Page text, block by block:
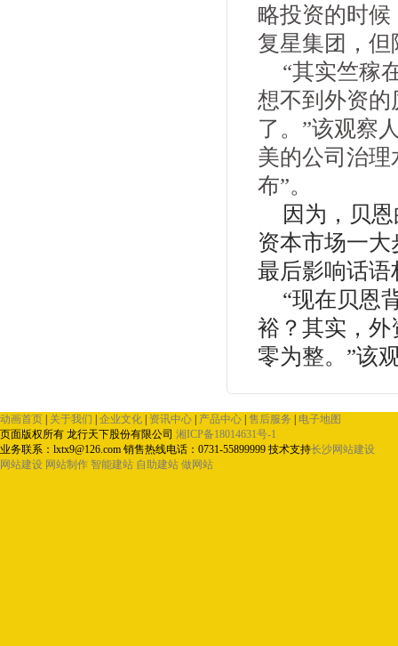
略投资的时
复星集团，
“其实竺稼
想不到外资
了。”该观察
美的公司治理
布”。
因为，贝
资本市场一
最后影响话语
“现在贝恩
裕？其实，
零为整。”该
动画首页 关于我们 企业文化 资讯中心 产品中心 售后服务
电子地图
页面版权所有 龙行天下股份有限公司 湘ICP备18014631号-1
业务联系： lxtx9@126.com 销售热线电话：0731-55899999 技术支持长沙网站建设
网站建设 网站制作 智能建站 自助建站 做网站